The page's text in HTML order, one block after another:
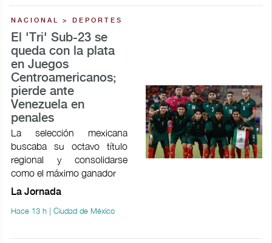
NACIONAL > DEPORTES
El 'Tri' Sub-23 se
queda con la plata
en Juegos
Centroamericanos;
pierde ante
Venezuela en
penales
La selección mexicana
buscaba su octavo título
regional y consolidarse
como el máximo ganador
La Jornada
Hace 13 h | Ciudad de México